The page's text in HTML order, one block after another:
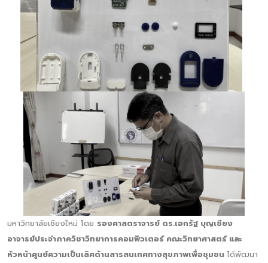
มหาวิทยาลัยเชียงใหม่ โดย รองศาสตราจารย์ ดร.เอกรัฐ บุญเชียง
อาจารย์ประจำภาควิชาวิทยาการคอมพิวเตอร์ คณะวิทยาศาสตร์ และ
หัวหน้าศูนย์ความเป็นเลิศด้านสารสนเทศทางสุขภาพเพื่อชุมชน ได้พัฒนา